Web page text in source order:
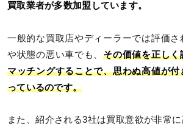
買取業者が多数加盟しています。
一般的な買取店やディーラーでは評価
や状態の悪い車でも、その価値を正し
マッチングすることで、思わぬ高値が
っているのです。
また、紹介される3社は買取意欲が非常に